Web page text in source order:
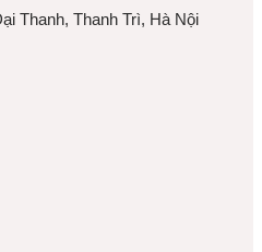
Thanh, Thanh Trì, Hà Nội